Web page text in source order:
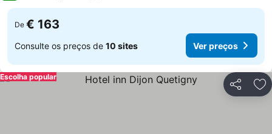
De € 163
Consulte os preços de 10 sites Ver preços
Partilhar
Escolha popular